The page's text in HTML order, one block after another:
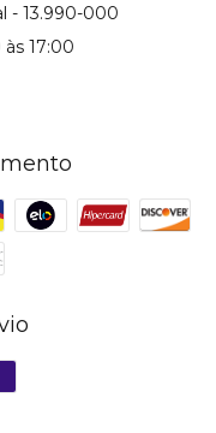
- 13.990-000
17:00